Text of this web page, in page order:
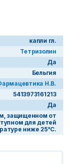
капли гл.
Тетризолин
Да
Бельгия
Н.В.
5413973161213
Да
защищенном от
для детей
ниже 25°С.